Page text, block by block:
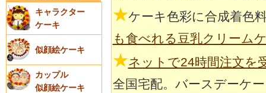
キャラクター
ケーキ
似顔絵ケーキ
カップル
似顔絵ケーキ
★ケーキ色彩に合成着色
も食べれる豆乳クリーム
★ネットで24時間注文を
全国宅配。バースデーケ